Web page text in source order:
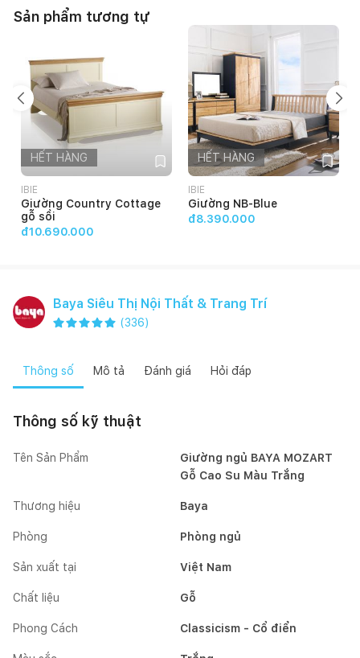
Sản phẩm tương tự
HẾT HÀNG
IBIE
Giường Country Cottage
gỗ sồi
đ10.690.000
HẾT HÀNG
IBIE
Giường NB-Blue
đ8.390.000
Baya Siêu Thị Nội Thất & Trang Trí
(336)
Thông số Mô tả Đánh giá Hỏi đáp
Thông số kỹ thuật
Tên Sản Phẩm
Giường ngủ BAYA MOZART
Gỗ Cao Su Màu Trắng
Thương hiệu Baya
Phòng Phòng ngủ
Sản xuất tại Việt Nam
Chất liệu Gỗ
Phong Cách Classicism - Cổ điển